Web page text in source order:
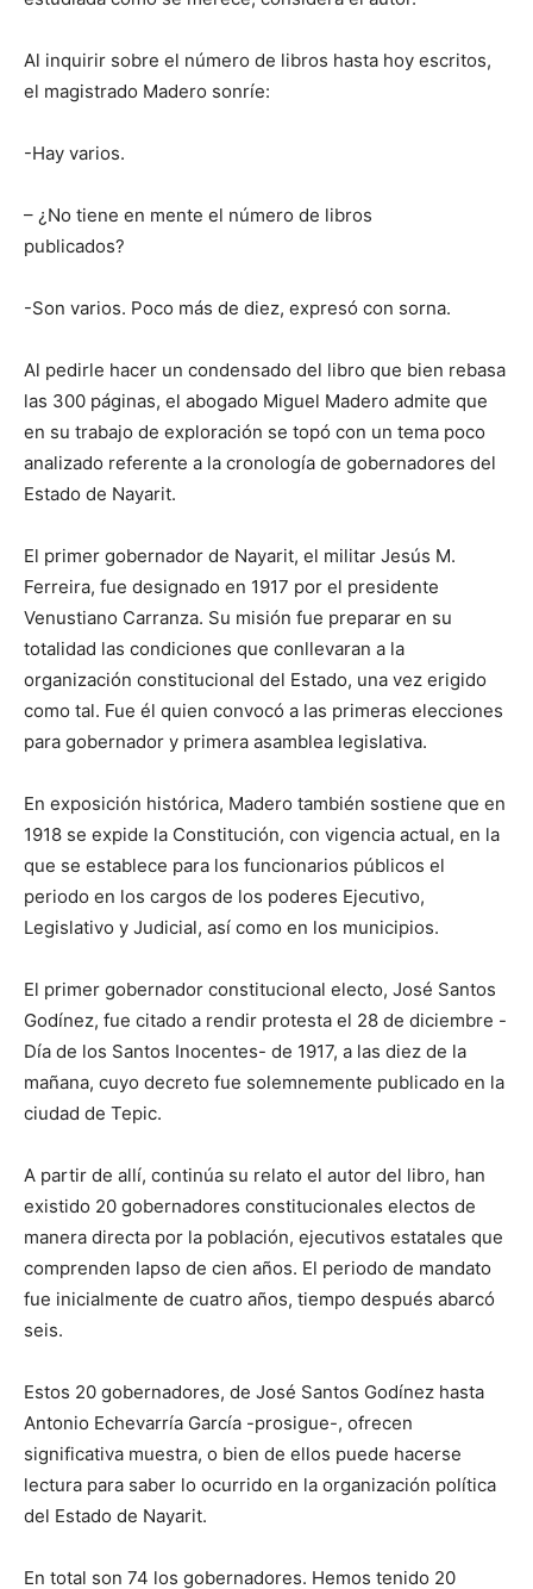
Al inquirir sobre el número de libros hasta hoy escritos,
el magistrado Madero sonríe:
-Hay varios.
– ¿No tiene en mente el número de libros
publicados?
-Son varios. Poco más de diez, expresó con sorna.
Al pedirle hacer un condensado del libro que bien rebasa
las 300 páginas, el abogado Miguel Madero admite que
en su trabajo de exploración se topó con un tema poco
analizado referente a la cronología de gobernadores del
Estado de Nayarit.
El primer gobernador de Nayarit, el militar Jesús M.
Ferreira, fue designado en 1917 por el presidente
Venustiano Carranza. Su misión fue preparar en su
totalidad las condiciones que conllevaran a la
organización constitucional del Estado, una vez erigido
como tal. Fue él quien convocó a las primeras elecciones
para gobernador y primera asamblea legislativa.
En exposición histórica, Madero también sostiene que en
1918 se expide la Constitución, con vigencia actual, en la
que se establece para los funcionarios públicos el
periodo en los cargos de los poderes Ejecutivo,
Legislativo y Judicial, así como en los municipios.
El primer gobernador constitucional electo, José Santos
Godínez, fue citado a rendir protesta el 28 de diciembre -
Día de los Santos Inocentes- de 1917, a las diez de la
mañana, cuyo decreto fue solemnemente publicado en la
ciudad de Tepic.
A partir de allí, continúa su relato el autor del libro, han
existido 20 gobernadores constitucionales electos de
manera directa por la población, ejecutivos estatales que
comprenden lapso de cien años. El periodo de mandato
fue inicialmente de cuatro años, tiempo después abarcó
seis.
Estos 20 gobernadores, de José Santos Godínez hasta
Antonio Echevarría García -prosigue-, ofrecen
significativa muestra, o bien de ellos puede hacerse
lectura para saber lo ocurrido en la organización política
del Estado de Nayarit.
En total son 74 los gobernadores. Hemos tenido 20